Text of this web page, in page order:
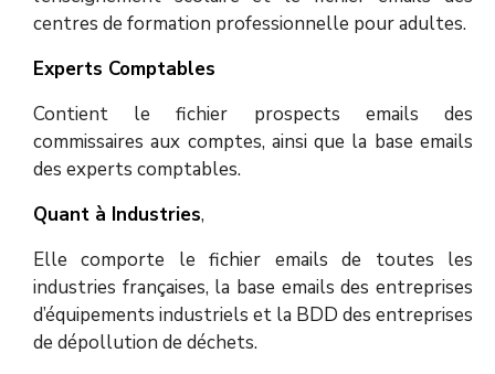
centres de formation professionnelle pour adultes.
Experts Comptables
Contient le fichier prospects emails des
commissaires aux comptes, ainsi que la base emails
des experts comptables.
Quant à Industries,
Elle comporte le fichier emails de toutes les
industries françaises, la base emails des entreprises
d’équipements industriels et la BDD des entreprises
de dépollution de déchets.